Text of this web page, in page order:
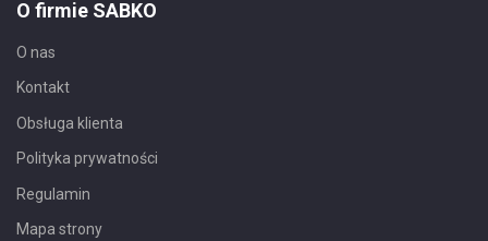
O firmie SABKO
O nas
Kontakt
Obsługa klienta
Polityka prywatności
Regulamin
Mapa strony